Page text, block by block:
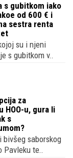
s gubitkom iako
od 600 € i
sestra renta
su i njeni
s gubitkom v..
za
HOO-u, gura li
s
bivšeg saborskog
Pavleku te..